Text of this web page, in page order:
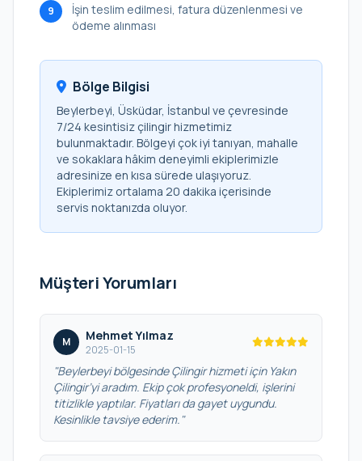
9
İşin teslim edilmesi, fatura düzenlenmesi ve
ödeme alınması
Bölge Bilgisi
Beylerbeyi, Üsküdar, İstanbul ve çevresinde
7/24 kesintisiz çilingir hizmetimiz
bulunmaktadır. Bölgeyi çok iyi tanıyan, mahalle
ve sokaklara hâkim deneyimli ekiplerimizle
adresinize en kısa sürede ulaşıyoruz.
Ekiplerimiz ortalama 20 dakika içerisinde
servis noktanızda oluyor.
Müşteri Yorumları
M Mehmet Yılmaz
2025-01-15
"Beylerbeyi bölgesinde Çilingir hizmeti için Yakın
Çilingir’yi aradım. Ekip çok profesyoneldi, işlerini
titizlikle yaptılar. Fiyatları da gayet uygundu.
Kesinlikle tavsiye ederim."